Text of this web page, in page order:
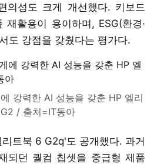
의성도 크게 개선했다. 키보드
활용이 용이하며, ESG(환경·
도 강점을 갖췄다는 평가다.
강력한 AI 성능을 갖춘 HP 엘리
/ 출처=IT동아
트북 6 G2q'도 공개했다. 과거
되던 퀄컴 칩셋을 중급형 제품